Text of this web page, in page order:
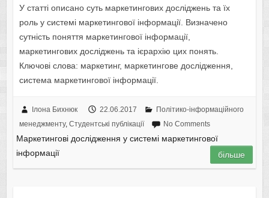
У статті описано суть маркетингових досліджень та їх
роль у системі маркетингової інформації. Визначено
сутність поняття маркетингової інформації,
маркетингових досліджень та ієрархію цих понять.
Ключові слова: маркетинг, маркетингове дослідження,
система маркетингової інформації.
Ілона Бихнюк 22.06.2017
Політико-інформаційного
менеджменту, Студентські публікації No Comments
Маркетингові дослідження у системі маркетингової
інформації
більше